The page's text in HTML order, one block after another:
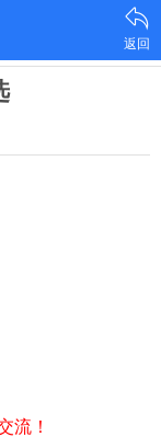
返回
流！